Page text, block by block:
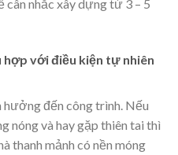
cân nhắc xây dựng từ 3 – 5
với điều kiện tự nhiên
đến công trình. Nếu
nóng và hay gặp thiên tai thì
thanh mảnh có nền móng